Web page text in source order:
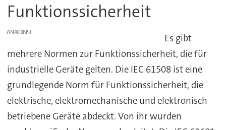
Funktionssicherheit
ANZEIGE
Es gibt
mehrere Normen zur Funktionssicherheit, die für
industrielle Geräte gelten. Die IEC 61508 ist eine
grundlegende Norm für Funktionssicherheit, die
elektrische, elektromechanische und elektronisch
betriebene Geräte abdeckt. Von ihr wurden